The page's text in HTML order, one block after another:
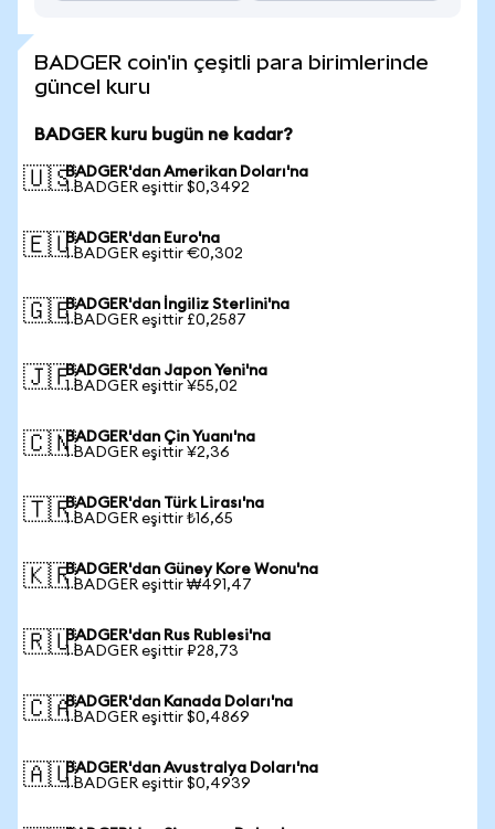
BADGER coin'in çeşitli para birimlerinde
güncel kuru
BADGER kuru bugün ne kadar?
🇺🇸BADGER'dan Amerikan Doları'na
1 BADGER eşittir $0,3492
🇪🇺BADGER'dan Euro'na
1 BADGER eşittir €0,302
🇬🇧BADGER'dan İngiliz Sterlini'na
1 BADGER eşittir £0,2587
🇯🇵BADGER'dan Japon Yeni'na
1 BADGER eşittir ¥55,02
🇨🇳BADGER'dan Çin Yuanı'na
1 BADGER eşittir ¥2,36
🇹🇷BADGER'dan Türk Lirası'na
1 BADGER eşittir ₺16,65
🇰🇷BADGER'dan Güney Kore Wonu'na
1 BADGER eşittir ₩491,47
🇷🇺BADGER'dan Rus Rublesi'na
1 BADGER eşittir ₽28,73
🇨🇦BADGER'dan Kanada Doları'na
1 BADGER eşittir $0,4869
🇦🇺BADGER'dan Avustralya Doları'na
1 BADGER eşittir $0,4939